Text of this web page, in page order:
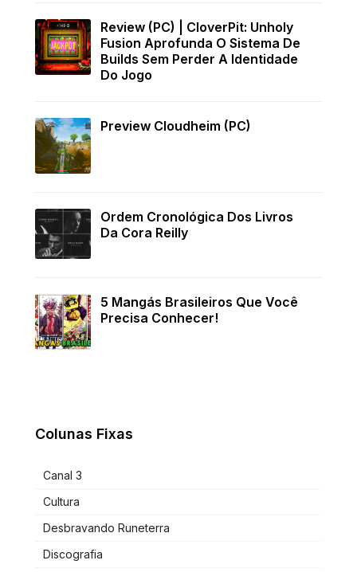
Review (PC) | CloverPit: Unholy
Fusion Aprofunda O Sistema De
Builds Sem Perder A Identidade
Do Jogo
Preview Cloudheim (PC)
Ordem Cronológica Dos Livros
Da Cora Reilly
5 Mangás Brasileiros Que Você
Precisa Conhecer!
Colunas Fixas
Canal 3
Cultura
Desbravando Runeterra
Discografia